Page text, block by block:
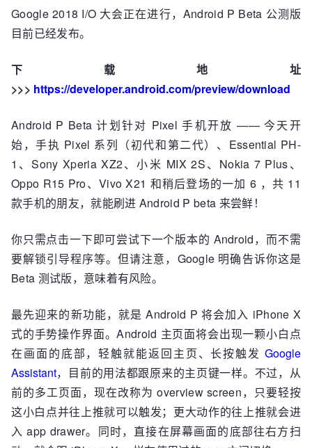
Google 2018 I/O 大会正在进行，Android P Beta 公测版
目前已经发布。
下载地址
>>> https://developer.android.com/preview/download
Android P Beta 计划针对 Pixel 手机开放 —— 今天开
始，手执 Pixel 系列（初代和第二代）、Essential PH-
1、Sony Xperia XZ2、小米 MIX 2S、Nokia 7 Plus、
Oppo R15 Pro、Vivo X21 和稍后登场的一加 6 ，共 11
款手机的朋友，就能刷进 Android P beta 来尝鲜！
你只需点击一下即可尝试下一个版本的 Android，而不需
要解锁引导程序等。但请注意，Google 明确告诉你这是
Beta 测试版，意味着有风险。
最先迎来的新功能，就是 Android P 将会加入 iPhone X
式的手势操作界面。Android 主页面将会出现一颗小白点
在画面的底部，轻触就能返回主页、长按触发 Google
Assistant，目前的用法都跟原来的主页键一样。不过，从
前的多工页面，现在改称为 overview screen，只要轻按
这小白点并往上推就可以触发；更大动作的往上推就会进
入 app drawer。同时，直接在屏幕画面的底部往右方扫